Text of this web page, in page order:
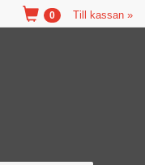
Till kassan »
0